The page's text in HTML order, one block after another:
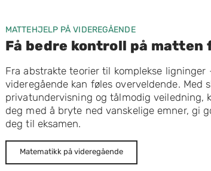
MATTEHJELP PÅ VIDEREGÅENDE
Få bedre kontroll på matten
Fra abstrakte teorier til komplekse ligninger
videregående kan føles overveldende. Med
privatundervisning og tålmodig veiledning,
deg med å bryte ned vanskelige emner, gi
deg til eksamen.
Matematikk på videregående